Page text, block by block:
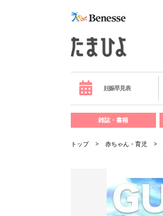
妊娠早見表
雑誌・書籍
トップ 赤ちゃん・育児